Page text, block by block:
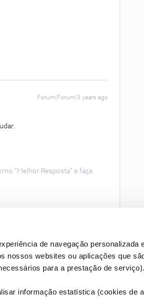
de navegação personalizada
nossos websites ou aplicações que
para a prestação de serviço).
informação estatística (cookies de
Forum|Forum|3 years ago
"Melhor Resposta" e faça